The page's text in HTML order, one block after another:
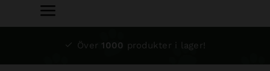
Toggle
Navigation
Över 1000 produkter i lager!